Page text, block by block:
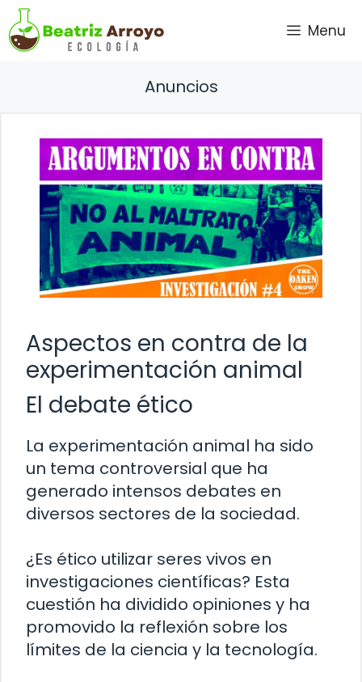
Saltar
al
contenido
Menu
Anuncios
Aspectos en contra de la
experimentación animal
El debate ético
La experimentación animal ha sido
un tema controversial que ha
generado intensos debates en
diversos sectores de la sociedad.
¿Es ético utilizar seres vivos en
investigaciones científicas? Esta
cuestión ha dividido opiniones y ha
promovido la reflexión sobre los
límites de la ciencia y la tecnología.